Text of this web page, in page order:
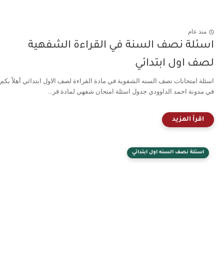
منذ عام
اسئلة نصف السنة في القراءة الشفهية
لصف اول ابتدائي
اسئلة امتحانات نصف السنه الشفوية في مادة القراءة لصف الاول ابتدائي أهلاً بكم
في مدونة احمد الداوودي جدول اسئلة امتحان شفهي لمادة قر...
اسئلة نصف السنه اول ابتدائي